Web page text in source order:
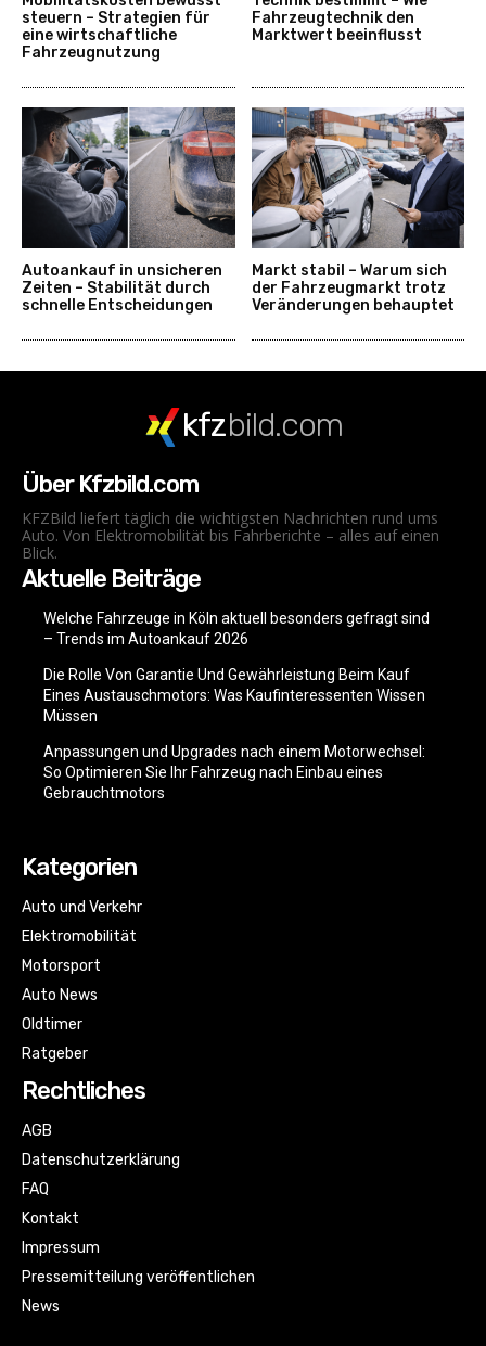
steuern – Strategien für
eine wirtschaftliche
Fahrzeugnutzung
Fahrzeugtechnik den
Marktwert beeinflusst
Autoankauf in unsicheren
Zeiten – Stabilität durch
schnelle Entscheidungen
Markt stabil – Warum sich
der Fahrzeugmarkt trotz
Veränderungen behauptet
kfzbild.com
Über Kfzbild.com
KFZBild liefert täglich die wichtigsten Nachrichten rund ums
Auto. Von Elektromobilität bis Fahrberichte – alles auf einen
Blick.
Aktuelle Beiträge
Welche Fahrzeuge in Köln aktuell besonders gefragt sind
– Trends im Autoankauf 2026
Die Rolle Von Garantie Und Gewährleistung Beim Kauf
Eines Austauschmotors: Was Kaufinteressenten Wissen
Müssen
Anpassungen und Upgrades nach einem Motorwechsel:
So Optimieren Sie Ihr Fahrzeug nach Einbau eines
Gebrauchtmotors
Kategorien
Auto und Verkehr
Elektromobilität
Motorsport
Auto News
Oldtimer
Ratgeber
Rechtliches
AGB
Datenschutzerklärung
FAQ
Kontakt
Impressum
Pressemitteilung veröffentlichen
News